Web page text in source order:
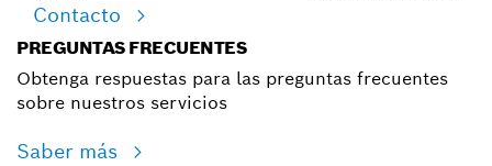
Contacto
PREGUNTAS FRECUENTES
Obtenga respuestas para las preguntas frecuentes
sobre nuestros servicios
Saber más